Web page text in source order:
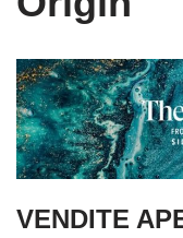
VENDITE